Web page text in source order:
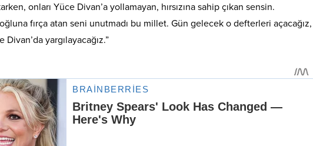
onları Yüce Divan’a yollamayan, hırsızına sahip çıkan sensin.
oğluna fırça atan seni unutmadı bu millet. Gün gelecek o defterleri açacağız,
yargılayacağız.”